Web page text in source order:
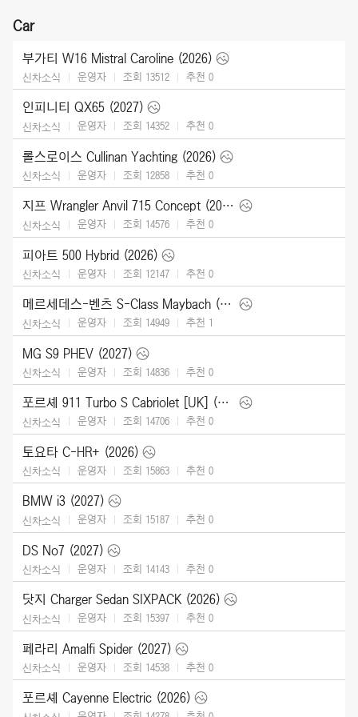
Car
부가티 W16 Mistral Caroline (2026)
신차소식 운영자 조회 13512 추천 0
인피니티 QX65 (2027)
신차소식 운영자 조회 14352 추천 0
롤스로이스 Cullinan Yachting (2026)
신차소식 운영자 조회 12858 추천 0
지프 Wrangler Anvil 715 Concept (2026)
신차소식 운영자 조회 14576 추천 0
피아트 500 Hybrid (2026)
신차소식 운영자 조회 12147 추천 0
메르세데스-벤츠 S-Class Maybach (2027)
신차소식 운영자 조회 14949 추천 1
MG S9 PHEV (2027)
신차소식 운영자 조회 14836 추천 0
포르셰 911 Turbo S Cabriolet [UK] (2026)
신차소식 운영자 조회 14706 추천 0
토요타 C-HR+ (2026)
신차소식 운영자 조회 15863 추천 0
BMW i3 (2027)
신차소식 운영자 조회 15187 추천 0
DS No7 (2027)
신차소식 운영자 조회 14143 추천 0
닷지 Charger Sedan SIXPACK (2026)
신차소식 운영자 조회 15397 추천 0
페라리 Amalfi Spider (2027)
신차소식 운영자 조회 14538 추천 0
포르셰 Cayenne Electric (2026)